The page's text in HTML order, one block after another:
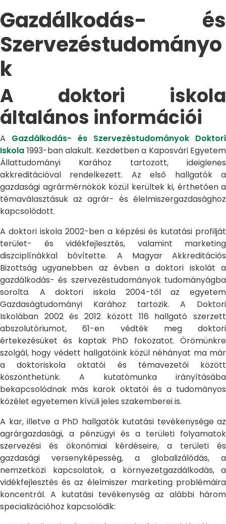
Gazdálkodás- és
Szervezéstudományo
k
A doktori iskola
általános információi
A Gazdálkodás- és Szervezéstudományok Doktori
Iskola 1993-ban alakult. Kezdetben a Kaposvári Egyetem
Állattudományi Karához tartozott, ideiglenes
akkreditációval rendelkezett. Az első hallgatók a
gazdasági agrármérnökök közül kerültek ki, érthetően a
témaválasztásuk az agrár- és élelmiszergazdasághoz
kapcsolódott.
A doktori iskola 2002-ben a képzési és kutatási profilját
terület- és vidékfejlesztés, valamint marketing
diszciplínákkal bővítette. A Magyar Akkreditációs
Bizottság ugyanebben az évben a doktori iskolát a
gazdálkodás- és szervezéstudományok tudományágba
sorolta. A doktori iskola 2004-től az egyetem
Gazdaságtudományi Karához tartozik. A Doktori
Iskolában 2002 és 2012 között 116 hallgató szerzett
abszolutóriumot, 61-en védték meg doktori
értekezésüket és kaptak PhD fokozatot. Örömünkre
szolgál, hogy védett hallgatóink közül néhányat ma már
a doktoriskola oktatói és témavezetői között
köszönthetünk. A kutatómunka irányításába
bekapcsolódnak más karok oktatói és a tudományos
közélet egyetemen kívüli jeles szakemberei is.
A kar, illetve a PhD hallgatók kutatási tevékenysége az
agrárgazdasági, a pénzügyi és a területi folyamatok
szervezési és ökonómiai kérdéseire, a területi és
gazdasági versenyképesség, a globalizálódás, a
nemzetközi kapcsolatok, a környezetgazdálkodás, a
vidékfejlesztés és az élelmiszer marketing problémáira
koncentrál. A kutatási tevékenység az alábbi három
specializációhoz kapcsolódik: